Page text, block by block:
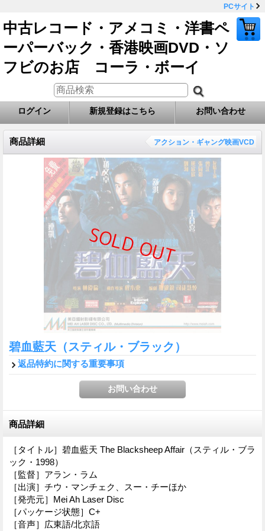
PCサイト
中古レコード・アメコミ・洋書ペ
ーパーバック・香港映画DVD・ソ
フビのお店 コーラ・ボーイ
ログイン 新規登録はこちら お問い合わせ
商品詳細 アクション・ギャング映画VCD
碧血藍天（スティル・ブラック）
返品特約に関する重要事項
商品詳細
［タイトル］碧血藍天 The Blacksheep Affair（スティル・ブラ
ック・1998）
［監督］アラン・ラム
［出演］チウ・マンチェク、スー・チーほか
［発売元］Mei Ah Laser Disc
［パッケージ状態］C+
［音声］広東語/北京語